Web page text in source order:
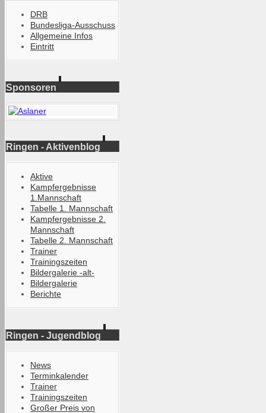
DRB
Bundesliga-Ausschuss
Allgemeine Infos
Eintritt
Sponsoren
Ringen - Aktivenblog
Aktive
Kampfergebnisse
1.Mannschaft
Tabelle 1. Mannschaft
Kampfergebnisse 2.
Mannschaft
Tabelle 2. Mannschaft
Trainer
Trainingszeiten
Bildergalerie -alt-
Bildergalerie
Berichte
Ringen - Jugendblog
News
Terminkalender
Trainer
Trainingszeiten
Großer Preis von